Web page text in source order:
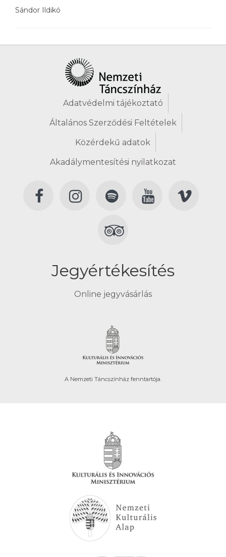
Sándor Ildikó
Adatvédelmi tájékoztató
Általános Szerződési Feltételek
Közérdekű adatok
Akadálymentesítési nyilatkozat
Jegyértékesítés
Online jegyvásárlás
A Nemzeti Táncszínház fenntartója.